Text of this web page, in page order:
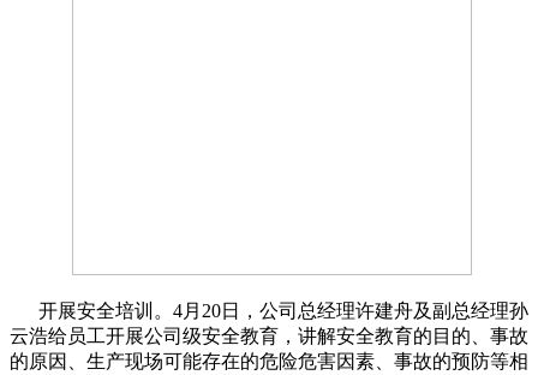
开展安全培训。4月20日，公司总经理许建舟及副总经理孙
云浩给员工开展公司级安全教育，讲解安全教育的目的、事故
的原因、生产现场可能存在的危险危害因素、事故的预防等相